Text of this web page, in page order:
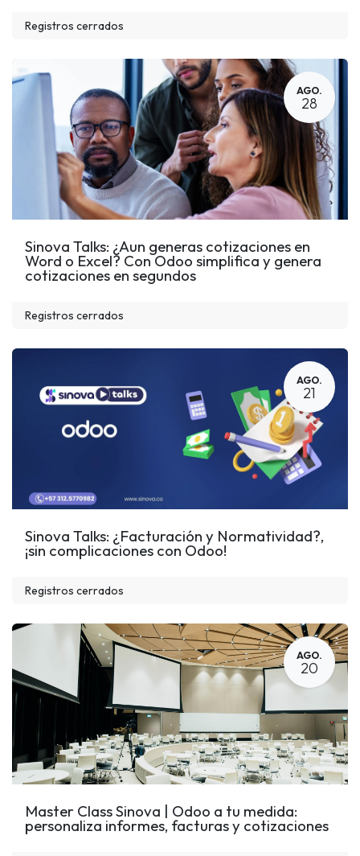
Registros cerrados
AGO.
28
Sinova Talks: ¿Aun generas cotizaciones en
Word o Excel? Con Odoo simplifica y genera
cotizaciones en segundos
Registros cerrados
AGO.
21
Sinova Talks: ¿Facturación y Normatividad?,
¡sin complicaciones con Odoo!
Registros cerrados
AGO.
20
Master Class Sinova | Odoo a tu medida:
personaliza informes, facturas y cotizaciones